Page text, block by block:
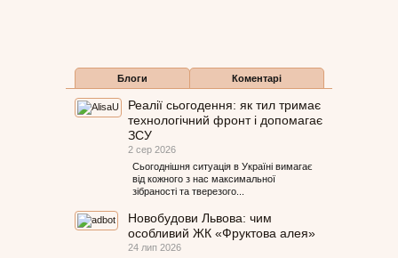
Блоги Коментарі
Реалії сьогодення: як тил тримає
технологічний фронт і допомагає
ЗСУ
2 сер 2026
Сьогоднішня ситуація в Україні вимагає
від кожного з нас максимальної
зібраності та тверезого...
Новобудови Львова: чим
особливий ЖК «Фруктова алея»
24 лип 2026